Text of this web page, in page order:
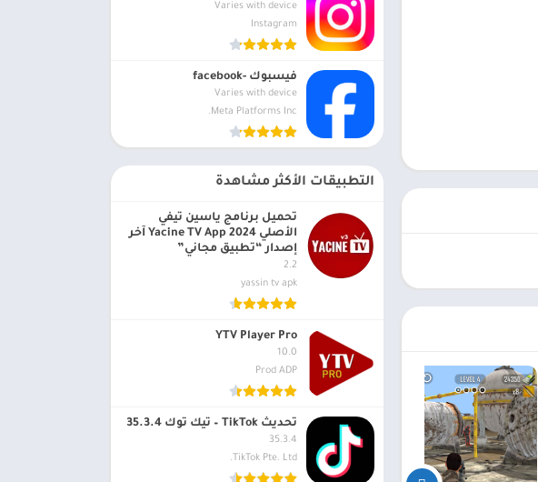
Varies with device
Instagram
فيسبوك -facebook
Varies with device
Meta Platforms Inc.
التطبيقات الأكثر مشاهدة
تحميل برنامج ياسين تيفي
الأصلي 2024 Yacine TV App آخر
إصدار “تطبيق مجاني”
2.2
yassin tv apk
YTV Player Pro
10.0
Prod ADP
تحديث TikTok – تيك توك 35.3.4
35.3.4
TikTok Pte. Ltd.